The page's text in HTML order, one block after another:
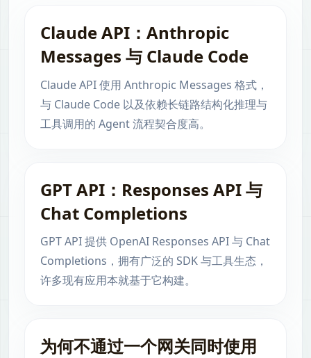
Claude API：Anthropic
Messages 与 Claude Code
Claude API 使用 Anthropic Messages 格式，
与 Claude Code 以及依赖长链路结构化推理与
工具调用的 Agent 流程契合度高。
GPT API：Responses API 与
Chat Completions
GPT API 提供 OpenAI Responses API 与 Chat
Completions，拥有广泛的 SDK 与工具生态，
许多现有应用本就基于它构建。
为何不通过一个网关同时使用